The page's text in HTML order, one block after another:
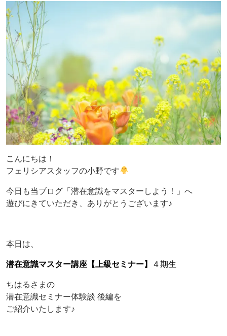
こんにちは！
フェリシアスタッフの小野です
今日も当ブログ「潜在意識をマスターしよう！」へ
遊びにきていただき、ありがとうございます♪
本日は、
潜在意識マスター講座【上級セミナー】 ４期生
ちはるさまの
潜在意識セミナー体験談 後編を
ご紹介いたします♪